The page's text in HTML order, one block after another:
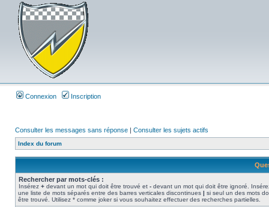
Connexion Inscription
Consulter les messages sans réponse | Consulter les sujets actifs
Index du forum
Rechercher par mots-clés :
Insérez + devant un mot qui doit être trouvé et - devant un mot qui doit être ignoré.
une liste de mots séparés entre des barres verticales discontinues | si seul un des mots
être trouvé. Utilisez * comme joker si vous souhaitez effectuer des recherches partielles.